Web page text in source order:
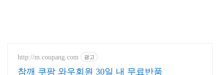
http://m.coupang.com 광고
참깨 쿠팡 와우회원 30일 내 무료반품